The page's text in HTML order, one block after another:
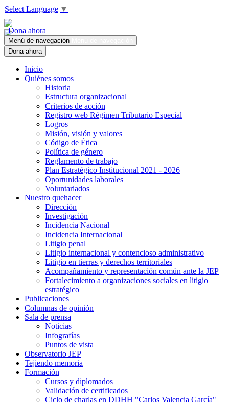
Select Language ▼
Dona ahora
Menú de navegación
Dona ahora
Inicio
Quiénes somos
Historia
Estructura organizacional
Criterios de acción
Registro web Régimen Tributario Especial
Logros
Misión, visión y valores
Código de Ética
Política de género
Reglamento de trabajo
Plan Estratégico Institucional 2021 - 2026
Oportunidades laborales
Voluntariados
Nuestro quehacer
Dirección
Investigación
Incidencia Nacional
Incidencia Internacional
Litigio penal
Litigio internacional y contencioso administrativo
Litigio en tierras y derechos territoriales
Acompañamiento y representación común ante la JEP
Fortalecimiento a organizaciones sociales en litigio
estratégico
Publicaciones
Columnas de opinión
Sala de prensa
Noticias
Infografías
Puntos de vista
Observatorio JEP
Tejiendo memoria
Formación
Cursos y diplomados
Validación de certificados
Ciclo de charlas en DDHH "Carlos Valencia García"